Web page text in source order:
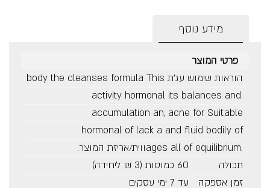
מידע נוסף
פרטי המוצר
הוראות שימוש עג'ת body the cleanses formula This
.activity hormonal its balances and
accumulation an, acne for Suitable
hormonal of lack a and fluid bodily of
.ages all of equilibriumווית/אריזת המוצר.
תכולה
60 כמוסות (3 ₪ ליחידה)
זמן אספקה
עד 7 ימי עסקים